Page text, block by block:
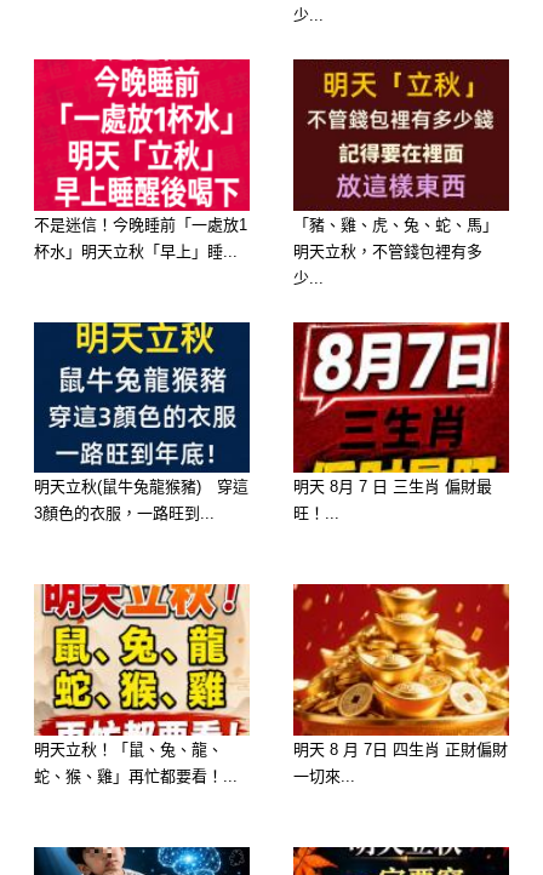
屬龍的男人不僅在掙錢方面比較有能
力，而且他們在家庭生活中也十分疼愛
老婆，他們性格大大咧咧，有時不那麼
會照顧人，但是在自己能力之內的事
情，他們都會妥善做好，讓老婆十分放
心。
屬狗男
屬狗的男人向來比較忠厚守信，一旦選
擇一個人作為妻子，這個生肖的男人就
會十分愛護，他們重情重義，對待婚姻
別人都惹不起，嫁給他們最幸福。
少...
不是迷信！今晚睡前「一處放1
杯水」明天立秋「早上」睡...
「豬、雞、虎、兔、蛇、馬」
明天立秋，不管錢包裡有多
少...
明天立秋(鼠牛兔龍猴豬) 穿這
3顏色的衣服，一路旺到...
明天 8月 7 日 三生肖 偏財最
旺！...
明天立秋！「鼠、兔、龍、
蛇、猴、雞」再忙都要看！...
明天 8 月 7日 四生肖 正財偏財
一切來...